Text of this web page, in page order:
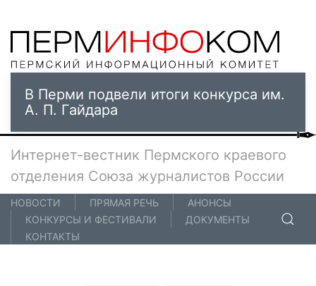
В Перми подвели итоги конкурса им.
А. П. Гайдара
Интернет-вестник Пермского краевого
отделения Союза журналистов России
НОВОСТИ ПРЯМАЯ РЕЧЬ
АНОНСЫ
КОНКУРСЫ И ФЕСТИВАЛИ
ДОКУМЕНТЫ
КОНТАКТЫ